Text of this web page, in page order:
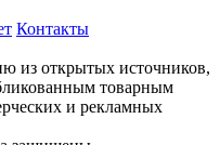
Контакты
из открытых источников,
товарным
и рекламных